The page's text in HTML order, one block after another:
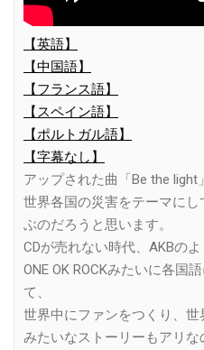
【英語】
【中国語】
【フランス語】
【スペイン語】
【ポルトガル語】
【字幕なし】
アップされた曲「Be the
世界各国の災害をテーマに
ぶのだろうと思います。
CDが売れない時代、AKBの
ONE OK ROCKみたいに各国
て、
世界中にファンをつくり、世
みたいなストーリーもアリ